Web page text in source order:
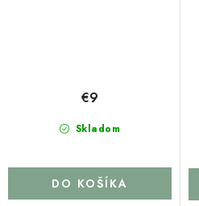
Skladom
€9
DO KOŠÍKA